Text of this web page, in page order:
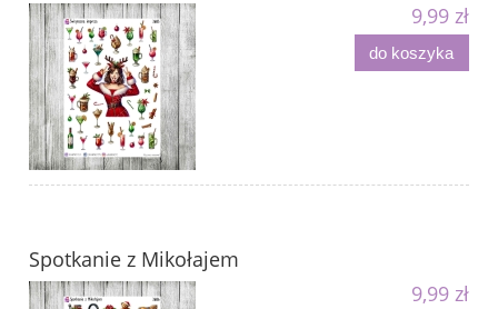
9,99 zł
do koszyka
Spotkanie z Mikołajem
9,99 zł